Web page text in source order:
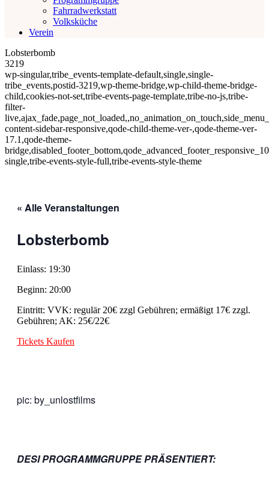
Fahrradwerkstatt
Volksküche
Verein
Lobsterbomb
3219
wp-singular,tribe_events-template-default,single,single-
tribe_events,postid-3219,wp-theme-bridge,wp-child-theme-bridge-
child,cookies-not-set,tribe-events-page-template,tribe-no-js,tribe-
filter-
content-sidebar-responsive,qode-child-theme-ver-,qode-theme-ver-
17.1,qode-theme-
single,tribe-events-style-full,tribe-events-style-theme
« Alle Veranstaltungen
Lobsterbomb
Einlass: 19:30
Beginn: 20:00
Eintritt: VVK: regulär 20€ zzgl Gebühren; ermäßigt 17€ zzgl.
Gebühren; AK: 25€/22€
Tickets Kaufen
pic: by_unlostfilms
DESI PROGRAMMGRUPPE PRÄSENTIERT: